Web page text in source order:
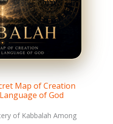
Map of Creation
of God
of Kabbalah Among